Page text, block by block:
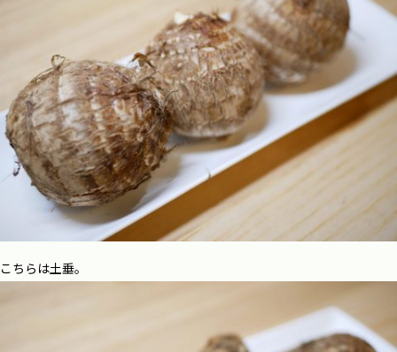
こちらは土垂。